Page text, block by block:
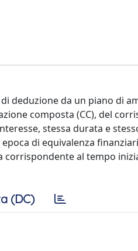
da un piano di
composta (CC), del
stessa durata e
di equivalenza
al tempo
(DC)